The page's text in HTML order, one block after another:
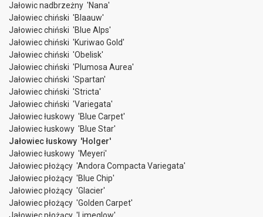
Jałowic nadbrzeżny 'Nana'
Jałowiec chiński 'Blaauw'
Jałowiec chiński 'Blue Alps'
Jałowiec chiński 'Kuriwao Gold'
Jałowiec chiński 'Obelisk'
Jałowiec chiński 'Plumosa Aurea'
Jałowiec chiński 'Spartan'
Jałowiec chiński 'Stricta'
Jałowiec chiński 'Variegata'
Jałowiec łuskowy 'Blue Carpet'
Jałowiec łuskowy 'Blue Star'
Jałowiec łuskowy 'Holger'
Jałowiec łuskowy 'Meyeri'
Jałowiec płożący 'Andora Compacta Variegata'
Jałowiec płożący 'Blue Chip'
Jałowiec płożący 'Glacier'
Jałowiec płożący 'Golden Carpet'